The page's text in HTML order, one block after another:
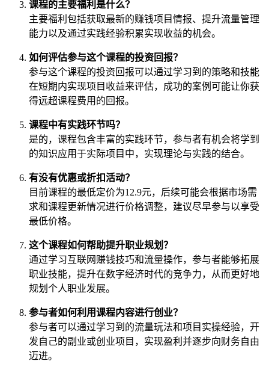
课程的主要福利是什么？
主要福利包括获取最新的赚钱项目情报、提升流量管理
能力以及通过实践经验积累实现收益的机会。
如何评估参与这个课程的投资回报？
参与这个课程的投资回报可以通过学习到的策略和技能
在短期内实现项目收益来评估，成功的案例可能让你获
得远超课程费用的回报。
课程中有实践环节吗？
是的，课程包含丰富的实践环节，参与者有机会将学到
的知识应用于实际项目中，实现理论与实践的结合。
有没有优惠或折扣活动？
目前课程的最低定价为12.9元，后续可能会根据市场需
求和课程更新情况进行价格调整，建议尽早参与以享受
最低价格。
这个课程如何帮助提升职业规划？
通过学习互联网赚钱技巧和流量操作，参与者能够拓展
职业技能，提升在数字经济时代的竞争力，从而更好地
规划个人职业发展。
参与者如何利用课程内容进行创业？
参与者可以通过学习到的流量玩法和项目实操经验，开
发自己的副业或创业项目，实现盈利并逐步向财务自由
迈进。